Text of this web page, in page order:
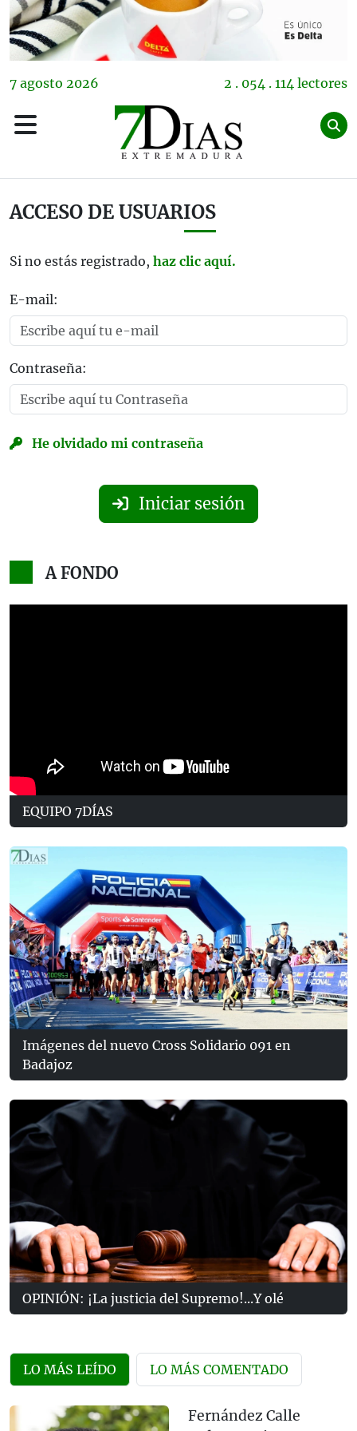
7 agosto 2026 2 . 054 . 114 lectores
ACCESO DE USUARIOS
Si no estás registrado, haz clic aquí.
E-mail:
Contraseña:
He olvidado mi contraseña
Iniciar sesión
A FONDO
EQUIPO 7DÍAS
Imágenes del nuevo Cross Solidario 091 en
Badajoz
OPINIÓN: ¡La justicia del Supremo!...Y olé
LO MÁS LEÍDO LO MÁS COMENTADO
Fernández Calle